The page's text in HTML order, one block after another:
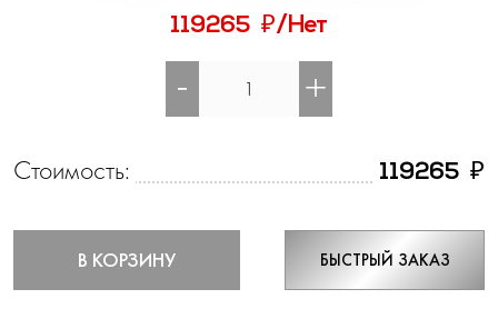
119265 ₽/Нет
- +
Стоимость: 119265 ₽
В КОРЗИНУ БЫСТРЫЙ ЗАКАЗ